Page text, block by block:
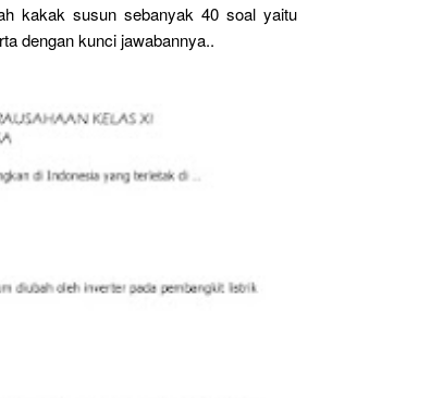
kakak susun sebanyak 40 soal yaitu
dengan kunci jawabannya..